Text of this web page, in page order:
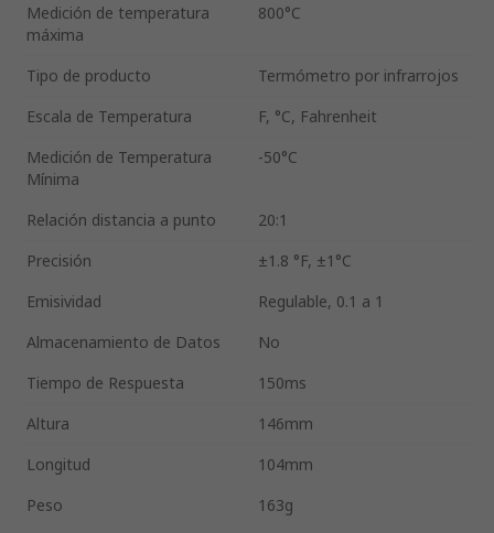
Medición de temperatura
máxima
800°C
Tipo de producto
Termómetro por infrarrojos
Escala de Temperatura
F, °C, Fahrenheit
Medición de Temperatura
Mínima
-50°C
Relación distancia a punto
20:1
Precisión
±1.8 °F, ±1°C
Emisividad
Regulable, 0.1 a 1
Almacenamiento de Datos
No
Tiempo de Respuesta
150ms
Altura
146mm
Longitud
104mm
Peso
163g